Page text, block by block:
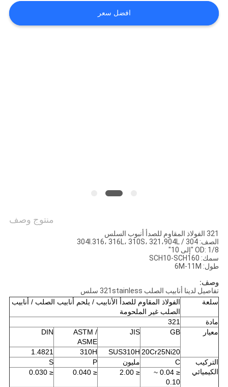
افضل سعر
منتوج وصف
321 الفولاذ المقاوم للصدأ أنبوب السلس
الصف: 304 / 304l.316، 316L، 310S، 321،904L
OD: 1/8 "إلى 10"
سمك: SCH10-SCH160
طول: 6M-11M
وصف:
تفاصيل لدينا أنابيب الصلب 321stainless سلس
سلعة
الفولاذ المقاوم للصدأ الأنابيب / يلحم أنابيب الصلب / أنابيب
الصلب غير الملحومة
مادة
321
معيار
GB
JIS
ASTM /
ASME
DIN
20Cr25Ni20
SUS310H
310H
1.4821
التركيب
الكيميائي
C مليون P
S
≤ 0.04 ~
0.10
≤ 2.00
≤ 0.040
≤ 0.030